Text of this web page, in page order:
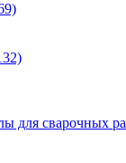
для сварочных